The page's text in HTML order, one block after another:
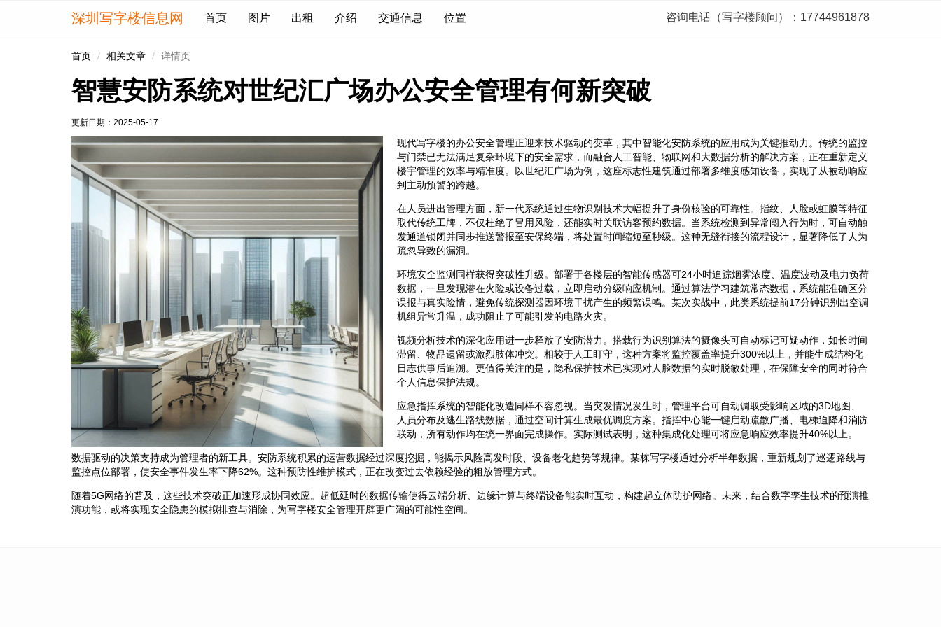
深圳写字楼信息网 首页 图片 出租 介绍 交通信息 位置 咨询电话（写字楼顾问）：17744961878
首页 相关文章 详情页
智慧安防系统对世纪汇广场办公安全管理有何新突破
更新日期： 2025-05-17
现代写字楼的办公安全管理正迎来技术驱动的变革，其中智能化安防系统的应用成为关键推动力。传统的监控
与门禁已无法满足复杂环境下的安全需求，而融合人工智能、物联网和大数据分析的解决方案，正在重新定义
楼宇管理的效率与精准度。以世纪汇广场为例，这座标志性建筑通过部署多维度感知设备，实现了从被动响应
到主动预警的跨越。
在人员进出管理方面，新一代系统通过生物识别技术大幅提升了身份核验的可靠性。指纹、人脸或虹膜等特征
取代传统工牌，不仅杜绝了冒用风险，还能实时关联访客预约数据。当系统检测到异常闯入行为时，可自动触
发通道锁闭并同步推送警报至安保终端，将处置时间缩短至秒级。这种无缝衔接的流程设计，显著降低了人为
疏忽导致的漏洞。
环境安全监测同样获得突破性升级。部署于各楼层的智能传感器可24小时追踪烟雾浓度、温度波动及电力负荷
数据，一旦发现潜在火险或设备过载，立即启动分级响应机制。通过算法学习建筑常态数据，系统能准确区分
误报与真实险情，避免传统探测器因环境干扰产生的频繁误鸣。某次实战中，此类系统提前17分钟识别出空调
机组异常升温，成功阻止了可能引发的电路火灾。
视频分析技术的深化应用进一步释放了安防潜力。搭载行为识别算法的摄像头可自动标记可疑动作，如长时间
滞留、物品遗留或激烈肢体冲突。相较于人工盯守，这种方案将监控覆盖率提升300%以上，并能生成结构化
日志供事后追溯。更值得关注的是，隐私保护技术已实现对人脸数据的实时脱敏处理，在保障安全的同时符合
个人信息保护法规。
应急指挥系统的智能化改造同样不容忽视。当突发情况发生时，管理平台可自动调取受影响区域的3D地图、
人员分布及逃生路线数据，通过空间计算生成最优调度方案。指挥中心能一键启动疏散广播、电梯迫降和消防
联动，所有动作均在统一界面完成操作。实际测试表明，这种集成化处理可将应急响应效率提升40%以上。
数据驱动的决策支持成为管理者的新工具。安防系统积累的运营数据经过深度挖掘，能揭示风险高发时段、设备老化趋势等规律。某栋写字楼通过分析半年数据，重新规划了巡逻路线与
监控点位部署，使安全事件发生率下降62%。这种预防性维护模式，正在改变过去依赖经验的粗放管理方式。
随着5G网络的普及，这些技术突破正加速形成协同效应。超低延时的数据传输使得云端分析、边缘计算与终端设备能实时互动，构建起立体防护网络。未来，结合数字孪生技术的预演推
演功能，或将实现安全隐患的模拟排查与消除，为写字楼安全管理开辟更广阔的可能性空间。